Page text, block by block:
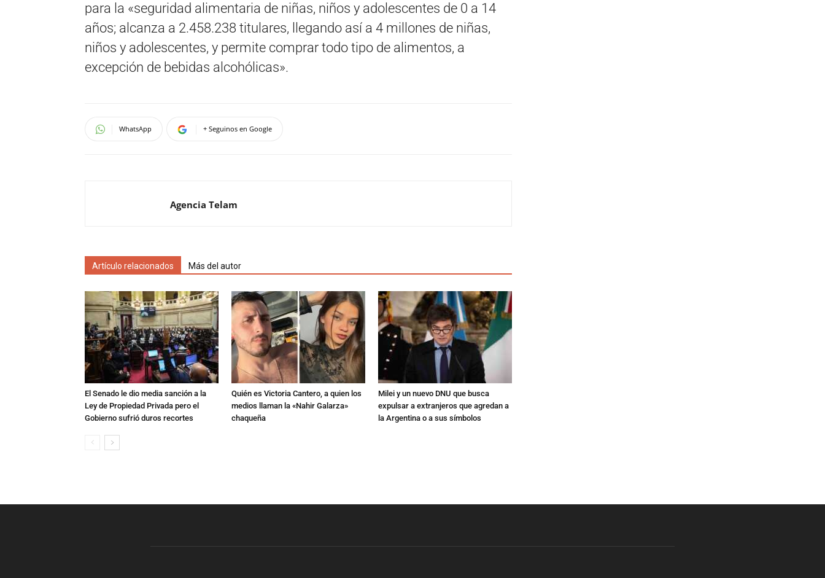
para la «seguridad alimentaria de niñas, niños y adolescentes de 0 a 14
años; alcanza a 2.458.238 titulares, llegando así a 4 millones de niñas,
niños y adolescentes, y permite comprar todo tipo de alimentos, a
excepción de bebidas alcohólicas».
WhatsApp + Seguinos en Google
Agencia Telam
Artículo relacionados Más del autor
El Senado le dio media sanción a la
Ley de Propiedad Privada pero el
Gobierno sufrió duros recortes
Quién es Victoria Cantero, a quien los
medios llaman la «Nahir Galarza»
chaqueña
Milei y un nuevo DNU que busca
expulsar a extranjeros que agredan a
la Argentina o a sus símbolos